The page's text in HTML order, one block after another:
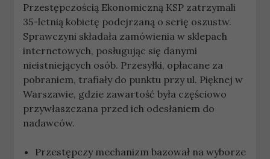
Przestępczością Ekonomiczną KSP zatrzymali
35-letnią kobietę podejrzaną o serię oszustw.
Sprawczyni składała zamówienia w sklepach
internetowych, posługując się danymi
nieistniejących osób. Przesyłki, opłacane za
pobraniem, trafiały do punktu przy ul. Pięknej w
Warszawie, gdzie zawartość była częściowo
przywłaszczana przed ich odesłaniem do
nadawców.
Przestępczy mechanizm bazował na wyborze